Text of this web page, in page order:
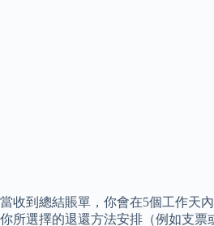
當收到總結賬單，你會在5個工作天
你所選擇的退還方法安排（例如支票